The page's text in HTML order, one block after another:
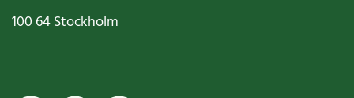
100 64Stockholm